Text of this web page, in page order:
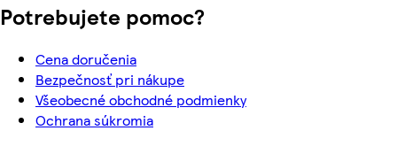
Potrebujete pomoc?
Cena doručenia
Bezpečnosť pri nákupe
Všeobecné obchodné podmienky
Ochrana súkromia